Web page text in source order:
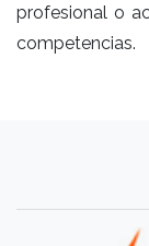
profesional o
competencias.